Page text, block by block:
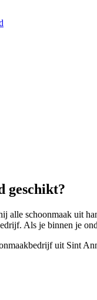
geschikt?
alle schoonmaak uit
Als je binnen je
uit Sint